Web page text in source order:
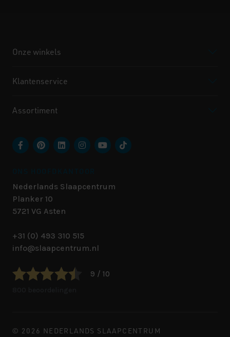
Onze winkels
Klantenservice
Assortiment
Nederlands Slaapcentrum
Planker 10
5721 VG Asten
+31 (0) 493 310 515
info@slaapcentrum.nl
9 / 10
© 2026 NEDERLANDS SLAAPCENTRUM